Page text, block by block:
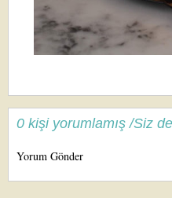
0 kişi yorumlamış /Siz
Yorum Gönder